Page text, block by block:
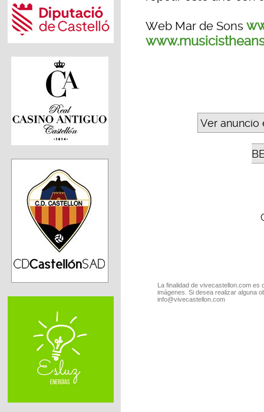
Web Mar de Sons
Ver anuncio
La finalidad de vivecastellon.com
imágenes. Si desea realizar alguna
info@vivecastellon.com